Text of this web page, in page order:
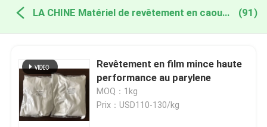
LA CHINE Matériel de revêtement en caoutchouc (91)
Revêtement en film mince haute
performance au parylene
MOQ：1kg
Prix：USD110-130/kg